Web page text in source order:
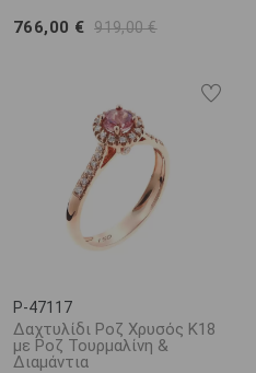
766,00 € 919,00 €
P-47117
Δαχτυλίδι Ροζ Χρυσός Κ18
με Ροζ Τουρμαλίνη &
Διαμάντια